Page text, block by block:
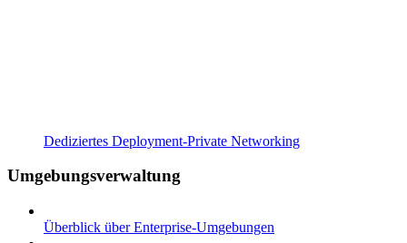
Dediziertes Deployment-Private Networking
Umgebungsverwaltung
Überblick über Enterprise-Umgebungen